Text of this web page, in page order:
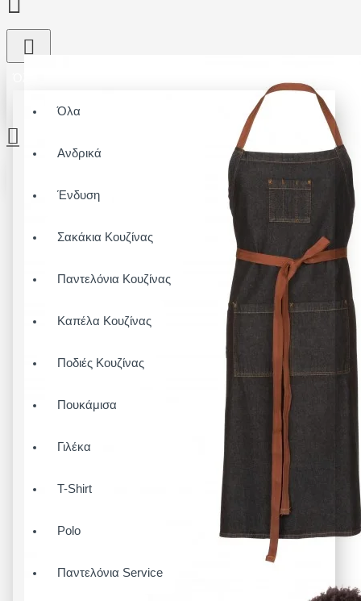
Όλα
Ανδρικά
Ένδυση
Σακάκια Κουζίνας
Παντελόνια Κουζίνας
Καπέλα Κουζίνας
Ποδιές Κουζίνας
Πουκάμισα
Γιλέκα
T-Shirt
Polo
Παντελόνια Service